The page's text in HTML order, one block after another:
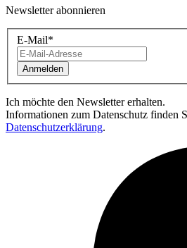
Newsletter abonnieren
E-Mail*
Anmelden
Ich möchte den Newsletter erhalten.
Informationen zum Datenschutz finden
Datenschutzerklärung.